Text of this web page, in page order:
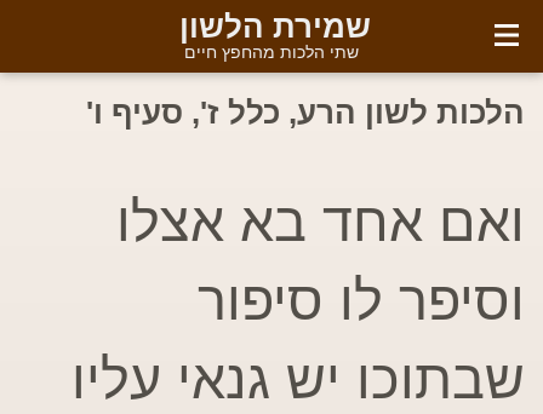
שמירת הלשון
שתי הלכות מהחפץ חיים
הלכות לשון הרע, כלל ז', סעיף ו'
ואם אחד בא אצלו
וסיפר לו סיפור
שבתוכו יש גנאי עליו